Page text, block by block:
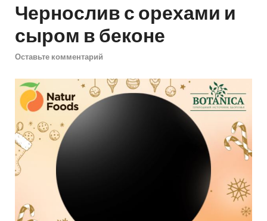
Чернослив с орехами и
сыром в беконе
Оставьте комментарий